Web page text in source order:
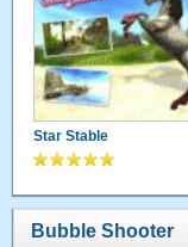
Star Stable
Bubble Shooter